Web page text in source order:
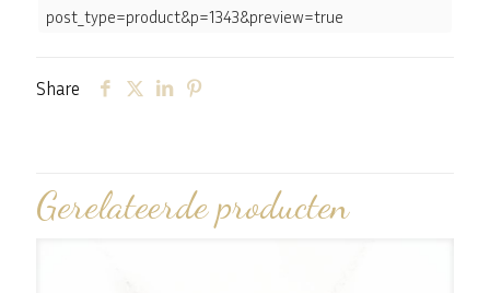
post_type=product&p=1343&preview=true
Share
Gerelateerde producten